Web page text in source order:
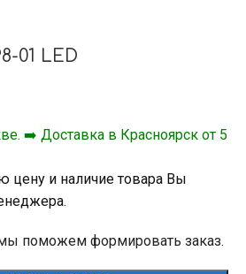
01 LED
➡️ Доставка в Красноярск от 5
цену и наличие товара Вы
поможем формировать заказ.